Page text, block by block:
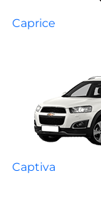
Caprice
Captiva